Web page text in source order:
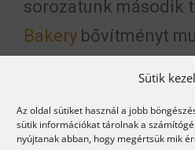
Sütik
Az oldal sütiket használ a jobb
sütik információkat tárolnak a
nyújtanak abban, hogy megértsük mik
sorozatunk második
Bakery bővítményt
Míg azelőző részben
van ingyenes